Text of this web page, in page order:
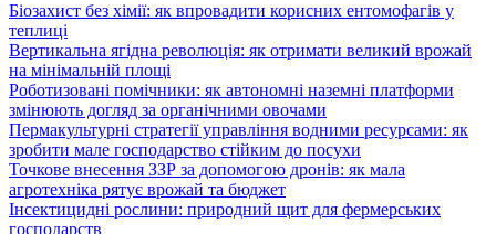
Біозахист без хімії: як впровадити корисних ентомофагів у
теплиці
Вертикальна ягідна революція: як отримати великий врожай
на мінімальній площі
Роботизовані помічники: як автономні наземні платформи
змінюють догляд за органічними овочами
Пермакультурні стратегії управління водними ресурсами: як
зробити мале господарство стійким до посухи
Точкове внесення ЗЗР за допомогою дронів: як мала
агротехніка рятує врожай та бюджет
Інсектицидні рослини: природний щит для фермерських
господарств